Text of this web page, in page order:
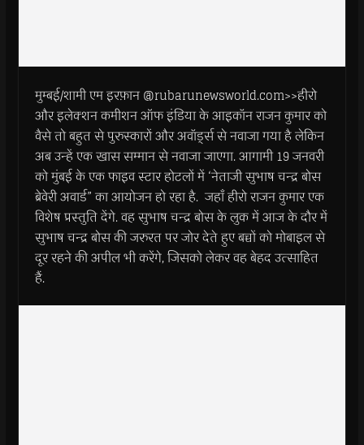
मुम्बई/शामी एम इरफ़ान @rubarunewsworld.com>>हीरो
और इलेक्शन कमीशन ऑफ इंडिया के आइकॉन राजन कुमार को
वैसे तो बहुत से पुरुस्कारों और अवॉर्ड्स से नवाजा गया है लेकिन
अब उन्हें एक खास सम्मान से नवाजा जाएगा. आगामी 19 जनवरी
को मुंबई के एक फाइव स्टार होटलों में ‘नेताजी सुभाष चन्द्र बोस
ब्रेवेरी अवार्ड” का आयोजन हो रहा है. जहाँ हीरो राजन कुमार एक
विशेष प्रस्तुति देंगे. वह सुभाष चन्द्र बोस के लुक में आज के दौर में
सुभाष चन्द्र बोस की जरुरत पर जोर देते हुए बच्चों को मोबाइल से
दूर रहने की अपील भी करेंगे, जिसको लेकर वह बेहद उत्साहित
हैं.